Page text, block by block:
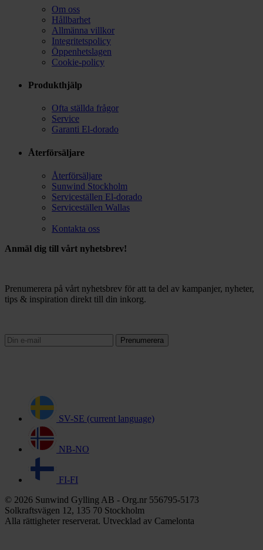
Om oss
Hållbarhet
Allmänna villkor
Integritetspolicy
Öppenhetslagen
Cookie-policy
Produkthjälp
Ofta ställda frågor
Service
Garanti El-dorado
Återförsäljare
Återförsäljare
Sunwind Stockholm
Serviceställen El-dorado
Serviceställen Wallas
Kontakta oss
Anmäl dig till vårt nyhetsbrev!
Prenumerera på vårt nyhetsbrev för att ta del av kampanjer, nyheter,
tips & inspiration direkt till din inkorg.
Prenumerera
SV-SE (current language)
NB-NO
FI-FI
© 2026 Sunwind Gylling AB - Org.nr 556795-5173
Solkraftsvägen 12, 135 70 Stockholm
Alla rättigheter reserverat. Utvecklad av Camelonta